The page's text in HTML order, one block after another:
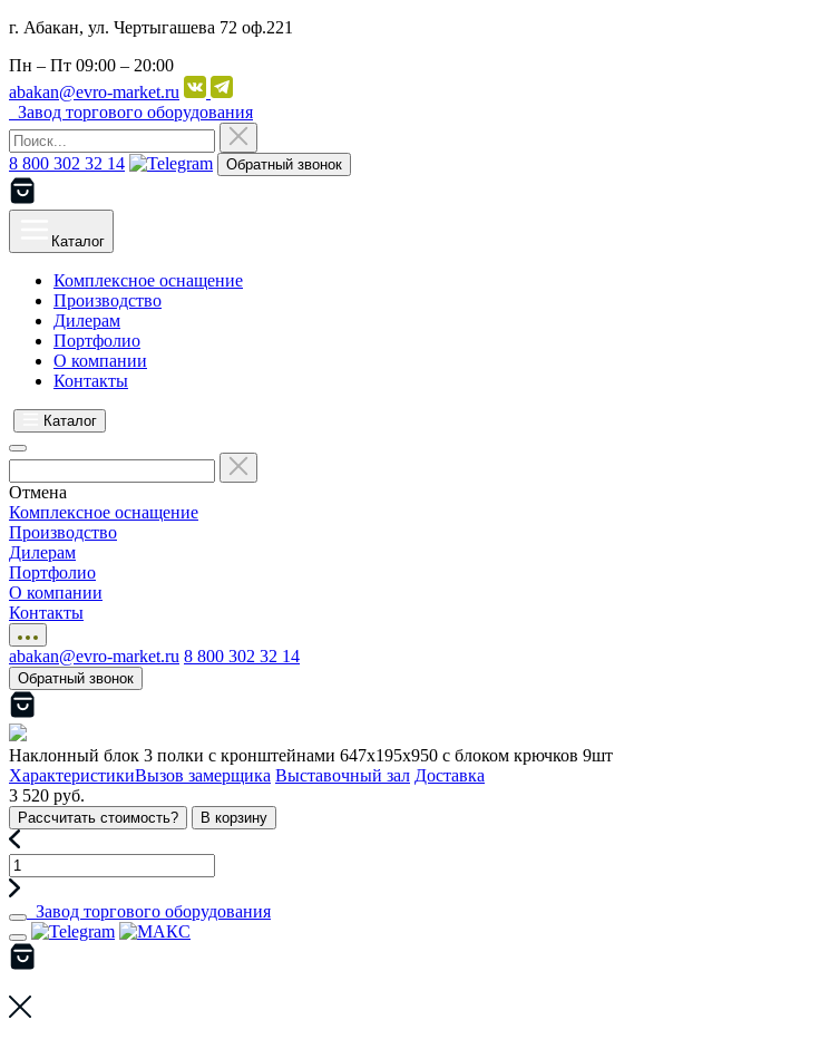
г. Абакан, ул. Чертыгашева 72 оф.221
Пн – Пт 09:00 – 20:00
abakan@evro-market.ru
Завод торгового оборудования
8 800 302 32 14 Обратный звонок
Каталог
Комплексное оснащение
Производство
Дилерам
Портфолио
О компании
Контакты
Каталог
Отмена
Комплексное оснащение
Производство
Дилерам
Портфолио
О компании
Контакты
abakan@evro-market.ru 8 800 302 32 14
Обратный звонок
Наклонный блок 3 полки с кронштейнами 647х195х950 с блоком крючков 9шт
ХарактеристикиВызов замерщика Выставочный зал Доставка
3 520 руб.
Рассчитать стоимость? В корзину
Завод торгового оборудования